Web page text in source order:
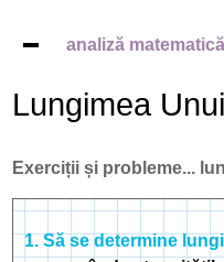
analiză matematică
Lungimea
Exerciții și probleme...
1. Să se determine